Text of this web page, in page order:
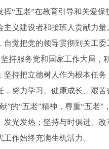
“五老”在教育引导和关爱
义建设者和接班人贡献力量
把党的领导贯彻到关工委
持服务党和国家工作大局
持把立德树人作为根本任
努力学习、健康成长、艰
的“五老”精神，尊重“五老”
光发热；坚持与时俱进、改
作始终充满生机活力。